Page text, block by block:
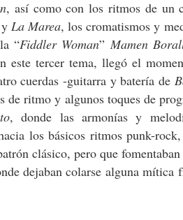
, así como con los ritmos de un
y La Marea, los cromatismos y
“Fiddler Woman” Mamen
este tercer tema, llegó el
cuerdas -guitarra y batería de
de ritmo y algunos toques de
, donde las armonías y
los básicos ritmos punk-
clásico, pero que
dejaban colarse alguna mítica